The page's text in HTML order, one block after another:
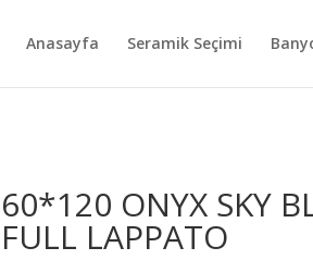
Anasayfa Seramik Seçimi
60*120 ONYX SKY
FULL LAPPATO